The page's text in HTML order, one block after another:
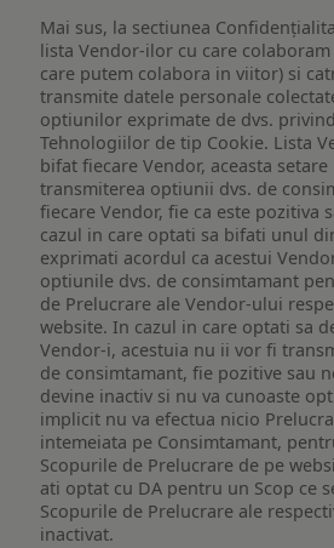
Mai sus, la sectiunea
lista Vendor-ilor cu care
care putem colabora in viitor) si
transmite datele personale
optiunilor exprimate de dvs.
Tehnologiilor de tip Cookie. Lista
bifat fiecare Vendor, aceasta
transmiterea optiunii dvs. de
fiecare Vendor, fie ca este pozitiva
cazul in care optati sa bifati unul
exprimati acordul ca acestui
optiunile dvs. de consimtamant
de Prelucrare ale Vendor-ului
website. In cazul in care optati sa
Vendor-i, acestuia nu ii vor fi
de consimtamant, fie pozitive sau
devine inactiv si nu va cunoaste
implicit nu va efectua nicio
intemeiata pe Consimtamant,
Scopurile de Prelucrare de pe
ati optat cu DA pentru un Scop ce
Scopurile de Prelucrare ale
inactivat.